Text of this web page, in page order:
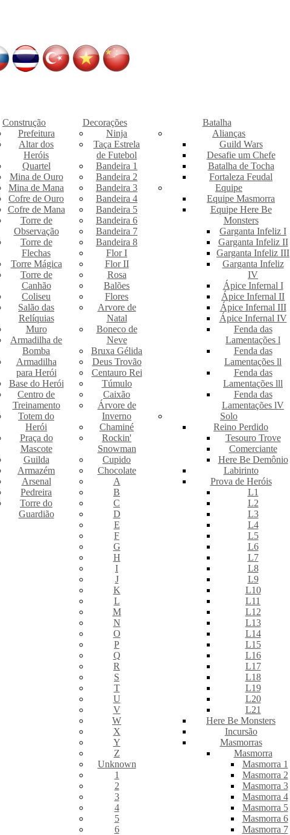
Construção
Prefeitura
Altar dos
Heróis
Quartel
Mina de Ouro
Mina de Mana
Cofre de Ouro
Cofre de Mana
Torre de
Observação
Torre de
Flechas
Torre Mágica
Torre de
Canhão
Coliseu
Salão das
Relíquias
Muro
Armadilha de
Bomba
Armadilha
para Herói
Base do Herói
Centro de
Treinamento
Totem do
Herói
Praça do
Mascote
Guilda
Armazém
Arsenal
Pedreira
Torre do
Guardião
Decorações
Ninja
Taça Estrela
de Futebol
Bandeira 1
Bandeira 2
Bandeira 3
Bandeira 4
Bandeira 5
Bandeira 6
Bandeira 7
Bandeira 8
Flor I
Flor II
Rosa
Balões
Flores
Arvore de
Natal
Boneco de
Neve
Bruxa Gélida
Deus Trovão
Centauro Rei
Túmulo
Caixão
Árvore de
Inverno
Chaminé
Rockin'
Snowman
Cupido
Chocolate
A
B
C
D
E
F
G
H
I
J
K
L
M
N
O
P
Q
R
S
T
U
V
W
X
Y
Z
Unknown
1
2
3
4
5
6
Batalha
Alianças
Guild Wars
Desafie um Chefe
Batalha de Tocha
Fortaleza Feudal
Equipe
Equipe Masmorra
Equipe Here Be
Monsters
Garganta Infeliz I
Garganta Infeliz II
Garganta Infeliz III
Garganta Infeliz
IV
Ápice Infernal I
Ápice Infernal II
Ápice Infernal III
Ápice Infernal IV
Fenda das
Lamentações l
Fenda das
Lamentações ll
Fenda das
Lamentações lll
Fenda das
Lamentações lV
Solo
Reino Perdido
Tesouro Trove
Comerciante
Here Be Demônio
Labirinto
Prova de Heróis
L1
L2
L3
L4
L5
L6
L7
L8
L9
L10
L11
L12
L13
L14
L15
L16
L17
L18
L19
L20
L21
Here Be Monsters
Incursão
Masmorras
Masmorra
Masmorra 1
Masmorra 2
Masmorra 3
Masmorra 4
Masmorra 5
Masmorra 6
Masmorra 7